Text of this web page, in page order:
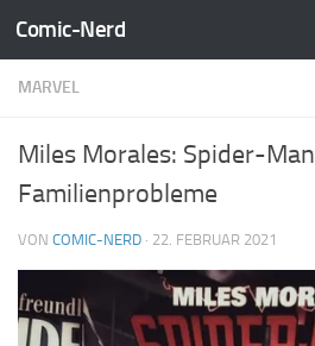
Zum Inhalt springen
Comic-Nerd
MARVEL
Miles Morales: Spider-Man
Familienprobleme
VON COMIC-NERD · 22. FEBRUAR 2021